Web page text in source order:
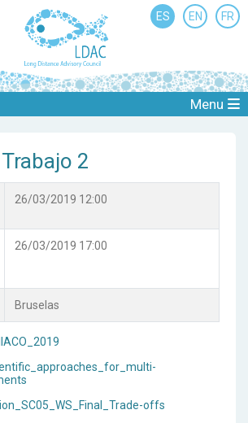
ES EN FR
Menu
2
offs
26/03/2019 12:00
26/03/2019 17:00
Bruselas